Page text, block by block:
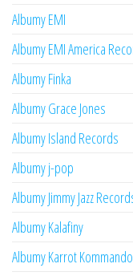
Albumy EMI
Albumy EMI America
Albumy Finka
Albumy Grace Jones
Albumy Island Records
Albumy j-pop
Albumy Jimmy Jazz
Albumy Kalafiny
Albumy Karrot Kommando